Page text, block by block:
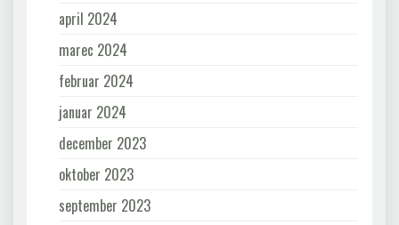
april 2024
marec 2024
februar 2024
januar 2024
december 2023
oktober 2023
september 2023